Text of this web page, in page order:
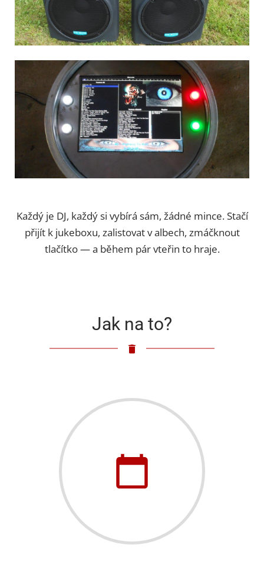
Každý je DJ, každý si vybírá sám, žádné mince. Stačí
přijít k jukeboxu, zalistovat v albech, zmáčknout
tlačítko — a během pár vteřin to hraje.
Jak na to?